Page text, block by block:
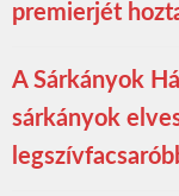
premierjét
A Sárkányok
sárkányok